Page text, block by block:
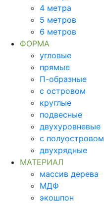
4 метра
5 метров
6 метров
ФОРМА
угловые
прямые
П-образные
с островом
круглые
подвесные
двухуровневые
с полуостровом
двухрядные
МАТЕРИАЛ
массив дерева
МДФ
экошпон